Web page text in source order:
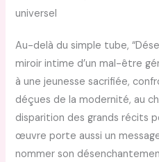
universel
Au-delà du simple tube,
miroir intime d’un mal-être
à une jeunesse sacrifiée,
déçues de la modernité, au
disparition des grands récits
œuvre porte aussi un
nommer son